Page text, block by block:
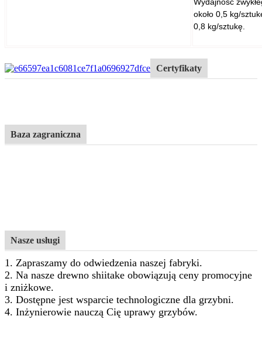
około 0,5 kg/
0,8 kg/sztukę.
Certyfikaty
Baza zagraniczna
Nasze usługi
1. Zapraszamy do odwiedzenia naszej fabryki.
2. Na nasze drewno shiitake obowiązują ceny promocyjne
i zniżkowe.
3. Dostępne jest wsparcie technologiczne dla grzybni.
4. Inżynierowie nauczą Cię uprawy grzybów.